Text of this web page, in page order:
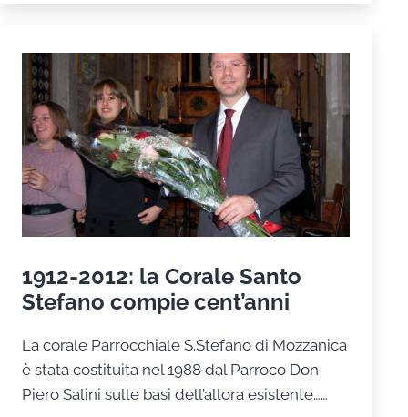
1912-2012: la Corale Santo
Stefano compie cent’anni
La corale Parrocchiale S.Stefano di Mozzanica
è stata costituita nel 1988 dal Parroco Don
Piero Salini sulle basi dell’allora esistente……